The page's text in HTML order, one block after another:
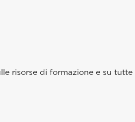
risorse di formazione e su tutte